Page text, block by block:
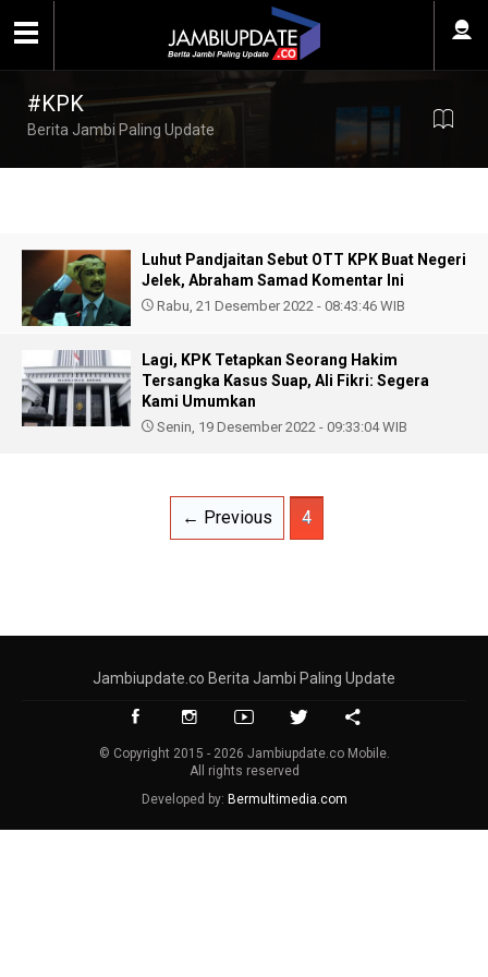
#KPK
Berita Jambi Paling Update
Luhut Pandjaitan Sebut OTT KPK Buat Negeri
Jelek, Abraham Samad Komentar Ini
Rabu, 21 Desember 2022 - 08:43:46 WIB
Lagi, KPK Tetapkan Seorang Hakim
Tersangka Kasus Suap, Ali Fikri: Segera
Kami Umumkan
Senin, 19 Desember 2022 - 09:33:04 WIB
← Previous 4
Jambiupdate.co Berita Jambi Paling Update
© Copyright 2015 - 2026 Jambiupdate.co Mobile.
All rights reserved
Developed by: Bermultimedia.com